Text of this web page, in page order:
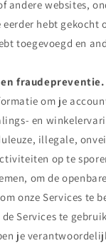
andere websites,
hebt gekocht
toegevoegd en
fraudepreventie.
om je
en
illegale,
op te
om de
onze Services te
Services te
je